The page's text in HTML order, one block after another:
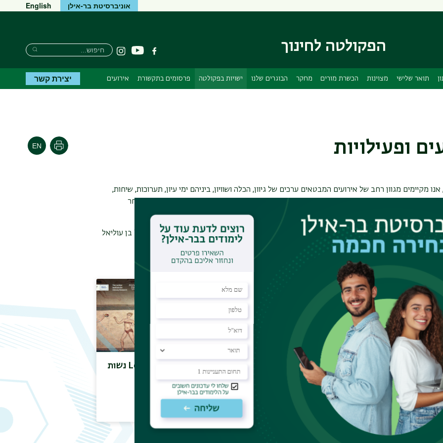
ראשי
אוניברסיטת בר-אילן English
הפקולטה לחינוך פייסבוקיוטיוב Instagram
חיפוש
חיפוש
חיפוש
תואר שלישי מצוינות הכשרת מורים מחקר הבוגרים שלנו ישויות בפקולטה פרסומים בתקשורת אירועים יצירת קשר
ופעילויות הדפסה
מקיימים מגוון רחב של אירועים המבטאים ערכים של גיוון, הכלה ושוויון, ביניהם ימי עיון, תערוכות, שיחות,
מגוונים כמו רב-תרבותיות, מגדר, אתיקה, והתמודדות עם פערים חברתיים. בעמוד זה תמצאו מבחר
ואירחנו בפקולטה, המעודדים שיח פתוח, למידה משותפת והשראה ליצירת שינוי.
על אירועים עתידיים, או להצעות לשיתוף פעולה וארגון אירועי גיוון והכלה, ניתן לפנות לפרופ' פסקל בן עוליאל
​ כנס בינלאומי, 15 במאי,
מפגש בלתי נשכח עם
תלמידי י"ב צרפתיים
במסגרת התוכנית "בגרות
כחול-לבן" ופרופ' פסקל בן
עוליאל
Les Elles des jeux נשות
המשחקים